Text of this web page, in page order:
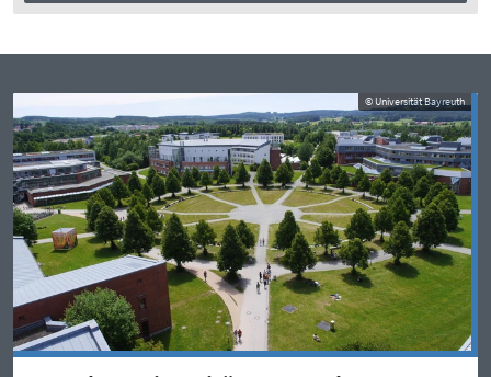
© Universität Bayreuth
© Universität Bayreuth